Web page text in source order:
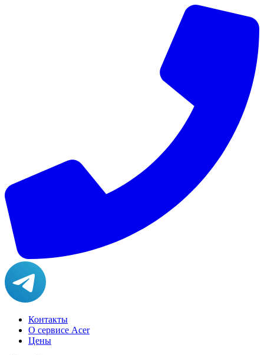
Контакты
О сервисе Acer
Цены